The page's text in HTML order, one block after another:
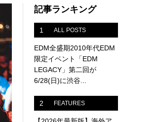
記事ランキング
1 ALL POSTS
EDM全盛期2010年代EDM
限定イベント「EDM
LEGACY」第二回が
6/28(日)に渋谷...
2 FEATURES